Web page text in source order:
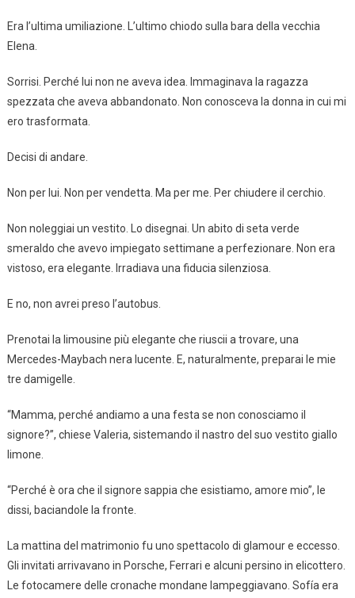
Era l’ultima umiliazione. L’ultimo chiodo sulla bara della vecchia
Elena.
Sorrisi. Perché lui non ne aveva idea. Immaginava la ragazza
spezzata che aveva abbandonato. Non conosceva la donna in cui mi
ero trasformata.
Decisi di andare.
Non per lui. Non per vendetta. Ma per me. Per chiudere il cerchio.
Non noleggiai un vestito. Lo disegnai. Un abito di seta verde
smeraldo che avevo impiegato settimane a perfezionare. Non era
vistoso, era elegante. Irradiava una fiducia silenziosa.
E no, non avrei preso l’autobus.
Prenotai la limousine più elegante che riuscii a trovare, una
Mercedes-Maybach nera lucente. E, naturalmente, preparai le mie
tre damigelle.
“Mamma, perché andiamo a una festa se non conosciamo il
signore?”, chiese Valeria, sistemando il nastro del suo vestito giallo
limone.
“Perché è ora che il signore sappia che esistiamo, amore mio”, le
dissi, baciandole la fronte.
La mattina del matrimonio fu uno spettacolo di glamour e eccesso.
Gli invitati arrivavano in Porsche, Ferrari e alcuni persino in elicottero.
Le fotocamere delle cronache mondane lampeggiavano. Sofía era